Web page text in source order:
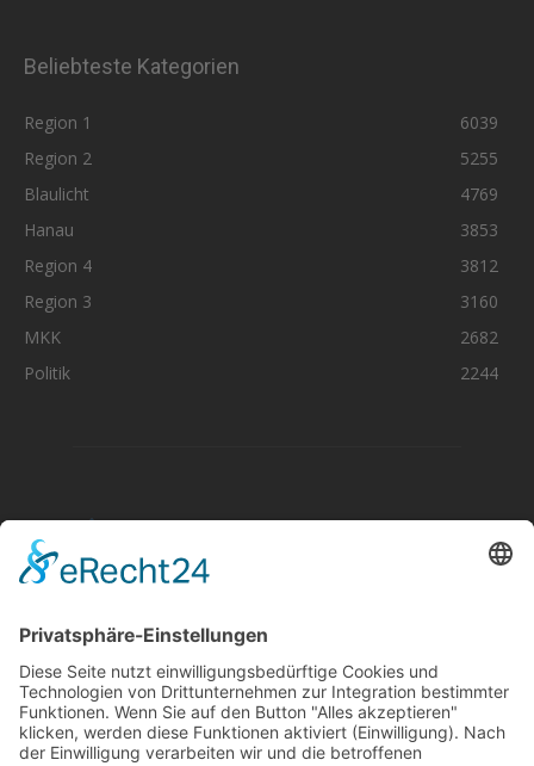
Beliebteste Kategorien
Region 1
6039
Region 2
5255
Blaulicht
4769
Hanau
3853
Region 4
3812
Region 3
3160
MKK
2682
Politik
2244
Aktuelle Nachrichten aus dem MKK-Kreis.